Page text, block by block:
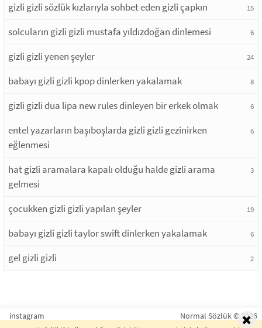
gizli gizli sözlük kızlarıyla sohbet eden gizli çapkın 15
solcuların gizli gizli mustafa yıldızdoğan dinlemesi 6
gizli gizli yenen şeyler 24
babayı gizli gizli kpop dinlerken yakalamak 8
gizli gizli dua lipa new rules dinleyen bir erkek olmak 6
entel yazarların başıboşlarda gizli gizli gezinirken
eğlenmesi
6
hat gizli aramalara kapalı olduğu halde gizli arama
gelmesi
3
çocukken gizli gizli yapılan şeyler 19
babayı gizli gizli taylor swift dinlerken yakalamak 6
gel gizli gizli 2
instagram Normal Sözlük © 2026